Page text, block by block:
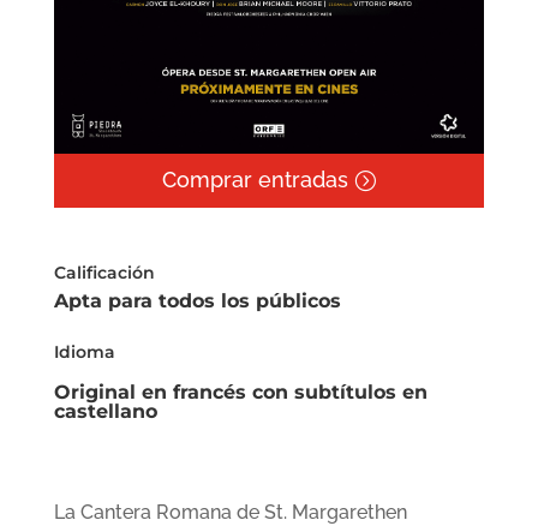
Comprar entradas
Calificación
Apta para todos los públicos
Idioma
Original en francés con subtítulos en
castellano
La Cantera Romana de St. Margarethen